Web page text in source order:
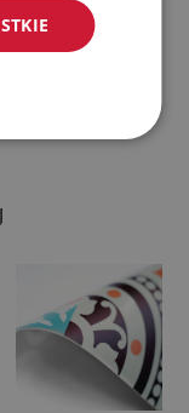
powierzchni